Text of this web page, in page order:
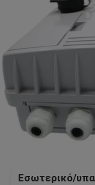
Εσωτερικό/